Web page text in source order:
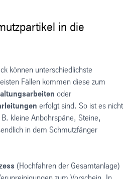
in die
können unterschiedlichste
Fällen kommen diese zum
oder
erfolgt sind. So ist es nicht
kleine Anbohrspäne, Steine,
in dem Schmutzfänger
(Hochfahren der Gesamtanlage)